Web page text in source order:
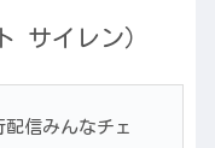
サイレン）
信みんなチェ